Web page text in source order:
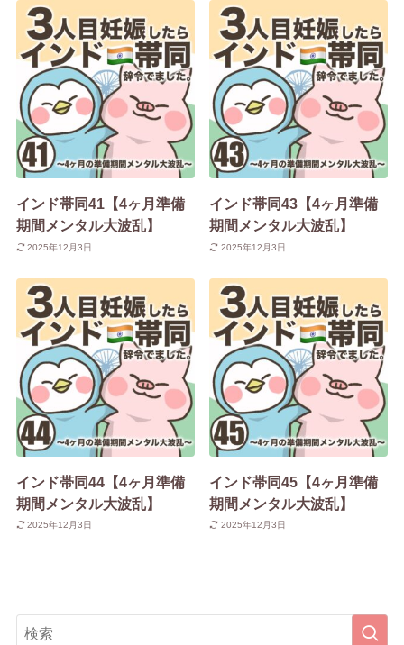
インド帯同41【4ヶ月準備
期間メンタル大波乱】
2025年12月3日
インド帯同43【4ヶ月準備
期間メンタル大波乱】
2025年12月3日
インド帯同44【4ヶ月準備
期間メンタル大波乱】
2025年12月3日
インド帯同45【4ヶ月準備
期間メンタル大波乱】
2025年12月3日